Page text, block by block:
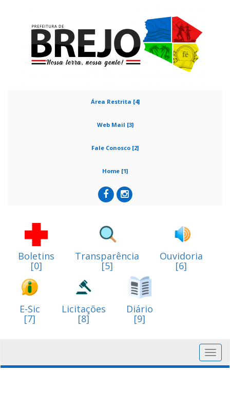
Área Restrita [4]
Web Mail [3]
Fale Conosco [2]
Home [1]
Boletins
[0]
Transparência
[5]
Ouvidoria
[6]
E-Sic
[7]
Licitações
[8]
Diário
[9]